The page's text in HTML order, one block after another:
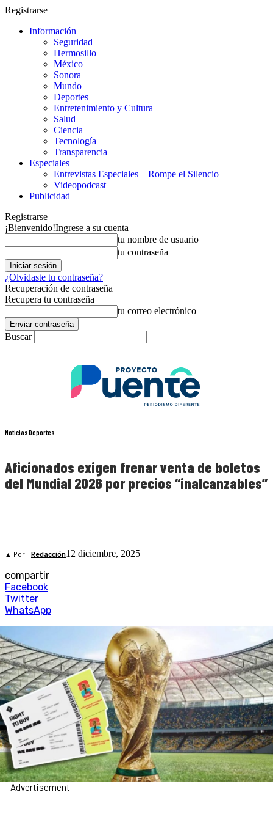
Registrarse
Información
Seguridad
Hermosillo
México
Sonora
Mundo
Deportes
Entretenimiento y Cultura
Salud
Ciencia
Tecnología
Transparencia
Especiales
Entrevistas Especiales – Rompe el Silencio
Videopodcast
Publicidad
Registrarse
¡Bienvenido!Ingrese a su cuenta
tu nombre de usuario
tu contraseña
¿Olvidaste tu contraseña?
Recuperación de contraseña
Recupera tu contraseña
tu correo electrónico
Buscar
Noticias Deportes
Aficionados exigen frenar venta de boletos
del Mundial 2026 por precios “inalcanzables”
▲ Por Redacción12 diciembre, 2025
compartir
Facebook
Twitter
WhatsApp
- Advertisement -